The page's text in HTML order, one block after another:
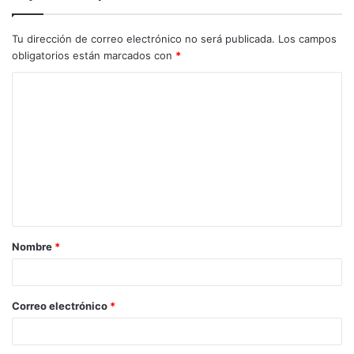
Tu dirección de correo electrónico no será publicada. Los campos
obligatorios están marcados con *
Nombre *
Correo electrónico *